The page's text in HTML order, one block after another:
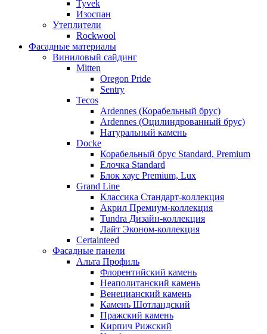
Tyvek
Изоспан
Утеплители
Rockwool
Фасадные материалы
Виниловый сайдинг
Mitten
Oregon Pride
Sentry
Tecos
Ardennes (Корабельный брус)
Ardennes (Оцилиндрованный брус)
Натуральный камень
Docke
Корабельный брус Standard, Premium
Елочка Standard
Блок хаус Premium, Lux
Grand Line
Классика Стандарт-коллекция
Акрил Премиум-коллекция
Tundra Дизайн-коллекция
Лайт Эконом-коллекция
Certainteed
Фасадные панели
Альта Профиль
Флорентийский камень
Неаполитанский камень
Венецианский камень
Камень Шотландский
Пражский камень
Кирпич Рижский